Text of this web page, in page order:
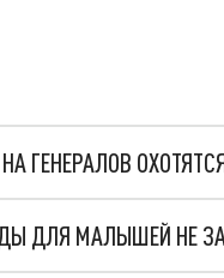
ГЕНЕРАЛОВ
ДЛЯ МАЛЫШЕЙ НЕ